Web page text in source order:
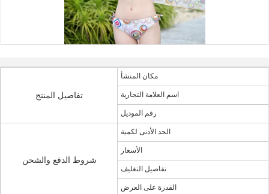
تفاصيل المنتج
مكان المنشأ
اسم العلامة التجارية
رقم الموديل
شروط الدفع والشحن
الحد الأدنى لكمية
الأسعار
تفاصيل التغليف
القدرة على العرض